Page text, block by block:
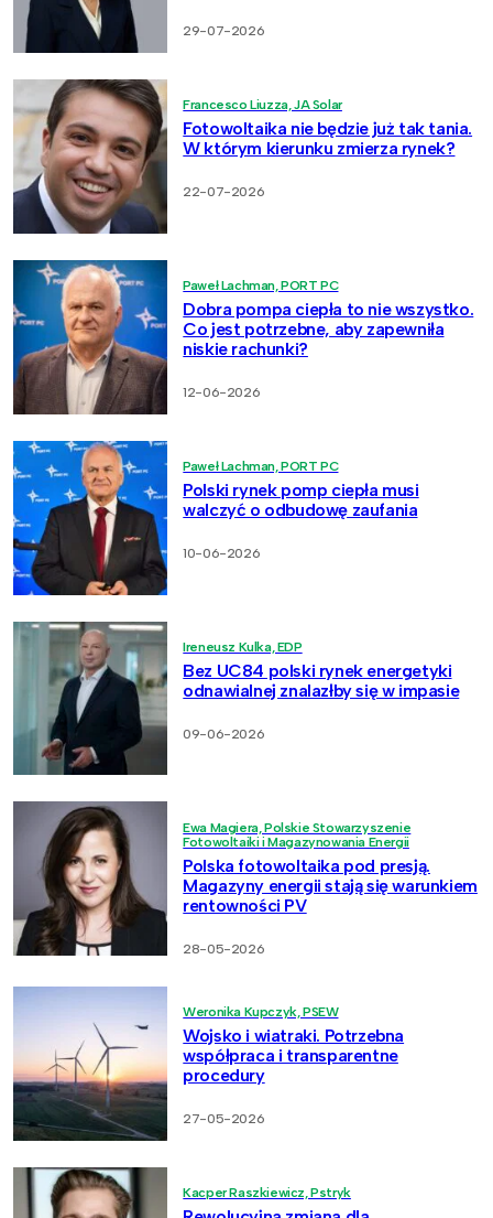
29-07-2026
Francesco Liuzza, JA Solar
Fotowoltaika nie będzie już tak tania.
W którym kierunku zmierza rynek?
22-07-2026
Paweł Lachman, PORT PC
Dobra pompa ciepła to nie wszystko.
Co jest potrzebne, aby zapewniła
niskie rachunki?
12-06-2026
Paweł Lachman, PORT PC
Polski rynek pomp ciepła musi
walczyć o odbudowę zaufania
10-06-2026
Ireneusz Kulka, EDP
Bez UC84 polski rynek energetyki
odnawialnej znalazłby się w impasie
09-06-2026
Ewa Magiera, Polskie Stowarzyszenie
Fotowoltaiki i Magazynowania Energii
Polska fotowoltaika pod presją.
Magazyny energii stają się warunkiem
rentowności PV
28-05-2026
Weronika Kupczyk, PSEW
Wojsko i wiatraki. Potrzebna
współpraca i transparentne
procedury
27-05-2026
Kacper Raszkiewicz, Pstryk